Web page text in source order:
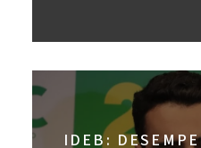
IDEB: